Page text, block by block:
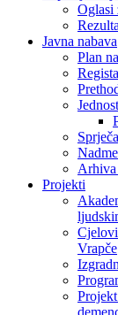
Oglasi
Javna nabava
Plan
Arhiva
Projekti
Vrapče